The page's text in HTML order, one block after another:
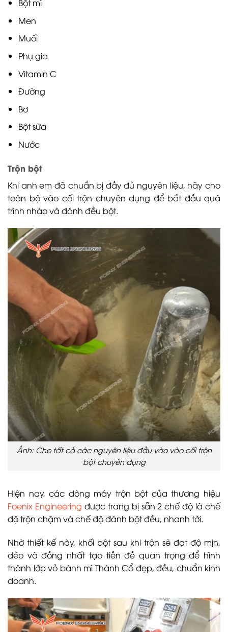
Bột mì
Men
Muối
Phụ gia
Vitamin C
Đường
Bơ
Bột sữa
Nước
Trộn bột
Khi anh em đã chuẩn bị đầy đủ nguyên liệu, hãy cho
toàn bộ vào cối trộn chuyên dụng để bắt đầu quá
trình nhào và đánh đều bột.
Ảnh: Cho tất cả các nguyên liệu đầu vào vào cối trộn
bột chuyên dụng
Hiện nay, các dòng máy trộn bột của thương hiệu
Foenix Engineering được trang bị sẵn 2 chế độ là chế
độ trộn chậm và chế độ đánh bột đều, nhanh tới.
Nhờ thiết kế này, khối bột sau khi trộn sẽ đạt độ mịn,
dẻo và đồng nhất tạo tiền đề quan trọng để hình
thành lớp vỏ bánh mì Thành Cổ đẹp, đều, chuẩn kinh
doanh.